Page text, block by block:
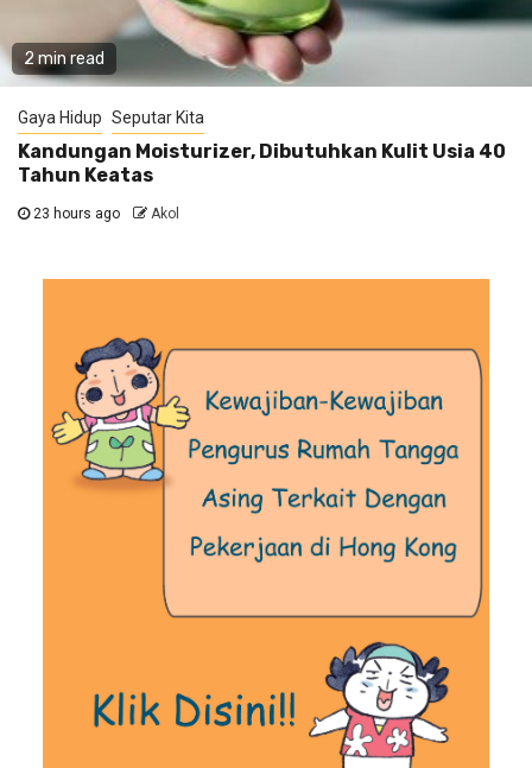
2 min read
Gaya Hidup Seputar Kita
Kandungan Moisturizer, Dibutuhkan Kulit Usia 40
Tahun Keatas
23 hours ago Akol